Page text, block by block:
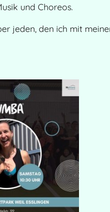
und Choreos.
jeden, den ich mit